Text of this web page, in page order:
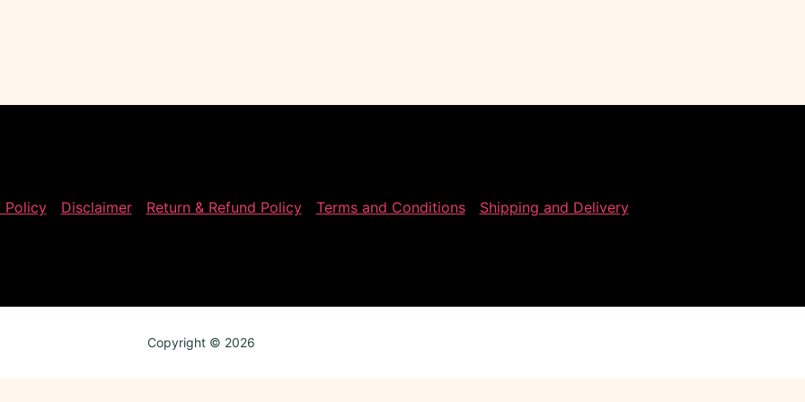
Policy Disclaimer Return & Refund Policy Terms and Conditions Shipping and Delivery
Copyright © 2026